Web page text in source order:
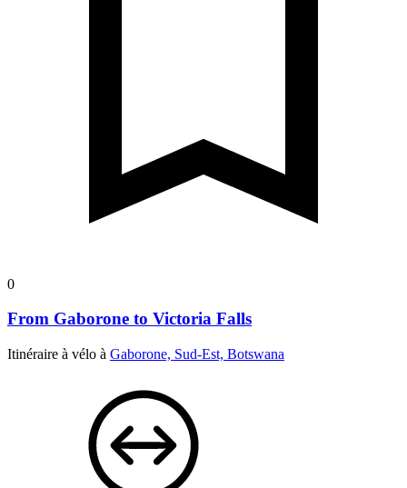
0
From Gaborone to Victoria Falls
Itinéraire à vélo à Gaborone, Sud-Est, Botswana